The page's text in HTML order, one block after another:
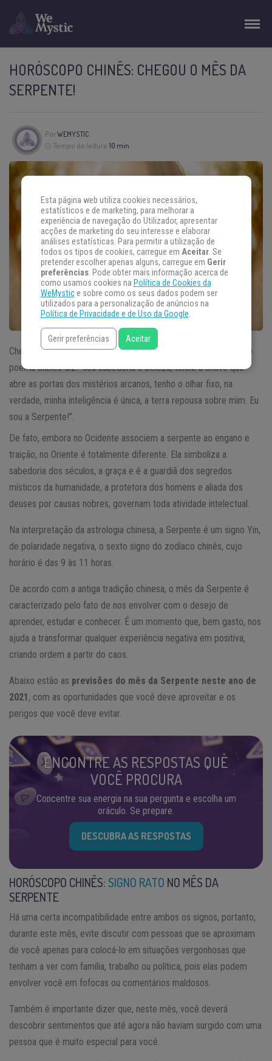
HORÓSCOPO CHINÊS: CHEGOU O MÊS DA
SERPENTE!
PorWEMYSTIC
Tempo de leitura:10 min
Chegamos ao mês da Serpente no horóscopo chinês. Um antigo
poema chinês diz: “sou sabedoria e beleza, tenho a chave que
abre as portas dos mistérios arcanos, tenho o olhar fixo, na
verdade, minha inteligência é única, a terra repousa sobre mim. Eu
sou a Serpente!”.
De fato, embora no Ocidente associem a serpente ao engano e
traição, no Oriente é totalmente diferente. Ela simboliza a
sabedoria dos séculos, a graça e é a guardiã dos segredos
místicos da humanidade, a protetora dos homens e aliada dos
deuses por causas nobres, governam toda atividade intelectual.
Na interpretação da astrologia chinesa, a Serpente é um signo Yin,
de polaridade negativa, o sexto signo do zodíaco chinês, cujo
horário é das 9 às 11 horas.
De acordo com a antiga tradição chinesa, o mês da Serpente é
caracterizado pelo fato de nos envolver com o desejo de
aprender, estudar e conhecer. É um momento que, bem gasto, nos
ajuda a transformar qualquer experiência negativa em positiva,
criando ordem a partir do caos.
Abaixo estão as previsões do mês da Serpente neste ano de
2021 , com as oportunidades que você deve aproveitar e os
perigos que você deve evitar.
ENCONTRE AS RESPOSTAS QUE
VOCÊ PROCURA
Concentre sua energia na sua pergunta e escolha um
oráculo. Se prepare.
DESCUBRA AS RESPOSTAS
HORÓSCOPO CHINÊS:SIGNO RATO NO MÊS DA
SERPENTE
Há uma certa incompatibilidade entre ambos os signos, portanto,
durante este mês, evite discutir com pessoas que se aproximam
de você apenas para colocá-lo em situações vergonhosas que
tenham a ver com família, trabalho ou política, pois elas podem
envolver você em fofocas ou comentários maldosos.
Também é importante dizer que, neste mês, você deverá
descobrir sentimentos que até agora não haviam surgido com uma
pessoa que é muito especial para você.
Esta página web utiliza cookies necessários,
estatísticos e de marketing, para melhorar a
experiência de navegação do Utilizador, apresentar
acções de marketing do seu interesse e elaborar
análises estatísticas. Para permitir a utilização de
todos os tipos de cookies, carregue em Aceitar. Se
pretender escolher apenas alguns, carregue em Gerir
preferências. Pode obter mais informação acerca de
como usamos cookies na Política de Cookies da
WeMystice sobre como os seus dados podem ser
utilizados para a personalização de anúncios na
Política de Privacidade e de Uso da Google.
Gerir preferências Aceitar